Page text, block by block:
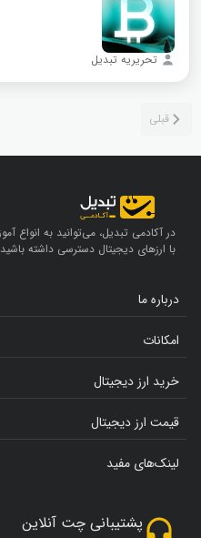
تحریریه تبدیل
در آکادمی تبدیل، می‌توانید به
با ارزهای دیجیتال دسترسی داشته
درباره ما
امکانات
خرید ارز دیجیتال
قیمت ارز دیجیتال
لینک‌های مفید
پشتیبانی چت آنلاین